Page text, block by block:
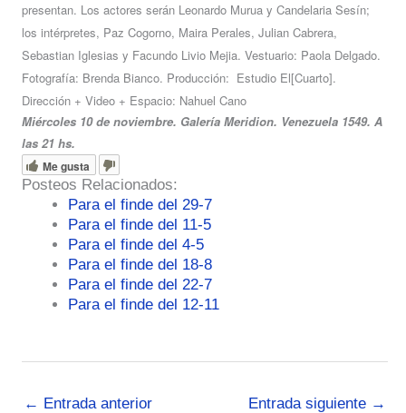
presentan. Los actores serán Leonardo Murua y Candelaria Sesín;
los intérpretes, Paz Cogorno, Maira Perales, Julian Cabrera,
Sebastian Iglesias y Facundo Livio Mejia. Vestuario: Paola Delgado.
Fotografía: Brenda Bianco. Producción: Estudio El[Cuarto].
Dirección + Video + Espacio: Nahuel Cano
Miércoles 10 de noviembre. Galería Meridion. Venezuela 1549. A
las 21 hs.
Me gusta
Posteos Relacionados:
Para el finde del 29-7
Para el finde del 11-5
Para el finde del 4-5
Para el finde del 18-8
Para el finde del 22-7
Para el finde del 12-11
← Entrada anterior Entrada siguiente →